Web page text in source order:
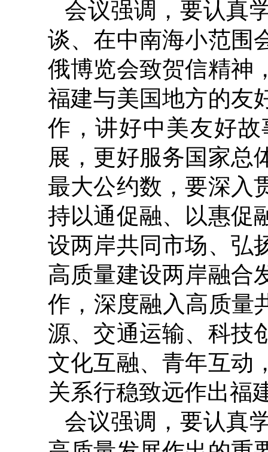
会议强调，要认真
谈、在中南海小范围
俄博览会致贺信精神
福建与美国地方的友
作，讲好中美友好
展，更好服务国家总
最大公约数，要深入
持以通促融、以惠促
设两岸共同市场、弘
高质量建设两岸融合
作，深度融入高质量
源、交通运输、科技
文化互融、青年互动
关系行稳致远作出福
会议强调，要认真